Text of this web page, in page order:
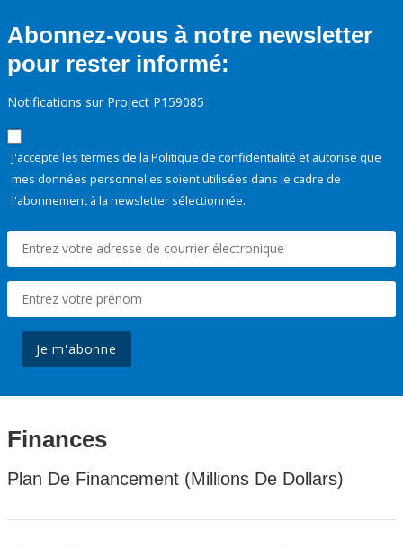
Abonnez-vous à notre newsletter
pour rester informé:
Notifications sur Project P159085
J'accepte les termes de la Politique de confidentialité et autorise que
mes données personnelles soient utilisées dans le cadre de
l'abonnement à la newsletter sélectionnée.
Je m'abonne
Finances
Plan De Financement (Millions De Dollars)